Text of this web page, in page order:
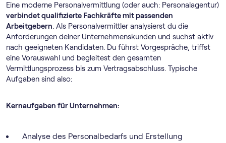
Eine moderne Personalvermittlung (oder auch: Personalagentur)
verbindet qualifizierte Fachkräfte mit passenden
Arbeitgebern. Als Personalvermittler analysierst du die
Anforderungen deiner Unternehmenskunden und suchst aktiv
nach geeigneten Kandidaten. Du führst Vorgespräche, triffst
eine Vorauswahl und begleitest den gesamten
Vermittlungsprozess bis zum Vertragsabschluss. Typische
Aufgaben sind also:
Kernaufgaben für Unternehmen:
Analyse des Personalbedarfs und Erstellung